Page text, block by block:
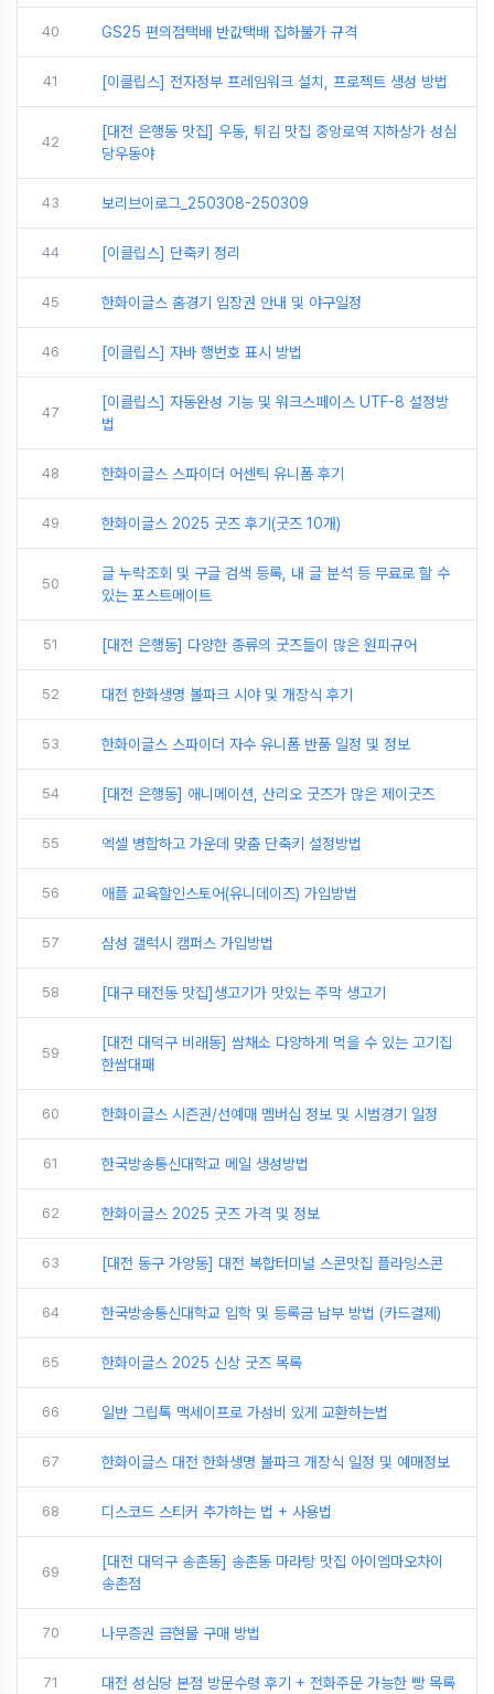
40 GS25 편의점택배 반값택배 집하불가 규격
41 [이클립스] 전자정부 프레임워크 설치, 프로젝트 생성 방법
42
[대전 은행동 맛집] 우동, 튀김 맛집 중앙로역 지하상가 성심
당우동야
43 보리브이로그_250308-250309
44 [이클립스] 단축키 정리
45 한화이글스 홈경기 입장권 안내 및 야구일정
46 [이클립스] 자바 행번호 표시 방법
47
[이클립스] 자동완성 기능 및 워크스페이스 UTF-8 설정방
법
48 한화이글스 스파이더 어센틱 유니폼 후기
49 한화이글스 2025 굿즈 후기(굿즈 10개)
50
글 누락조회 및 구글 검색 등록, 내 글 분석 등 무료로 할 수
있는 포스트메이트
51 [대전 은행동] 다양한 종류의 굿즈들이 많은 원피규어
52 대전 한화생명 볼파크 시야 및 개장식 후기
53 한화이글스 스파이더 자수 유니폼 반품 일정 및 정보
54 [대전 은행동] 애니메이션, 산리오 굿즈가 많은 제이굿즈
55 엑셀 병합하고 가운데 맞춤 단축키 설정방법
56 애플 교육할인스토어(유니데이즈) 가입방법
57 삼성 갤럭시 캠퍼스 가입방법
58 [대구 태전동 맛집]생고기가 맛있는 주막 생고기
59
[대전 대덕구 비래동] 쌈채소 다양하게 먹을 수 있는 고기집
한쌈대패
60 한화이글스 시즌권/선예매 멤버십 정보 및 시범경기 일정
61 한국방송통신대학교 메일 생성방법
62 한화이글스 2025 굿즈 가격 및 정보
63 [대전 동구 가양동] 대전 복합터미널 스콘맛집 플라잉스콘
64 한국방송통신대학교 입학 및 등록금 납부 방법 (카드결제)
65 한화이글스 2025 신상 굿즈 목록
66 일반 그립톡 맥세이프로 가성비 있게 교환하는법
67 한화이글스 대전 한화생명 볼파크 개장식 일정 및 예매정보
68 디스코드 스티커 추가하는 법 + 사용법
69
[대전 대덕구 송촌동] 송촌동 마라탕 맛집 아이엠마오차이
송촌점
70 나무증권 금현물 구매 방법
71 대전 성심당 본점 방문수령 후기 + 전화주문 가능한 빵 목록